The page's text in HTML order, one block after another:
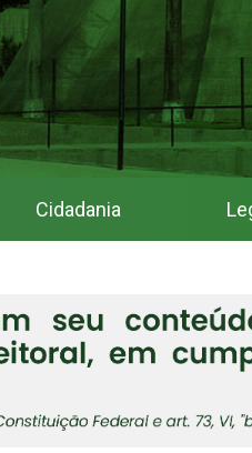
Cidadania